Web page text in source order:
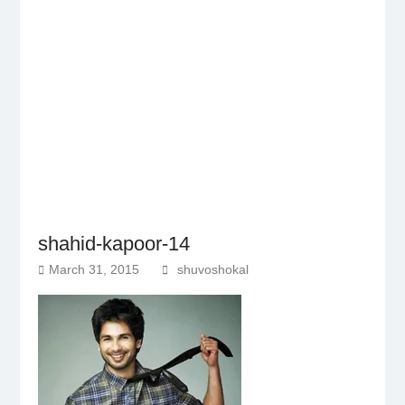
shahid-kapoor-14
March 31, 2015 shuvoshokal